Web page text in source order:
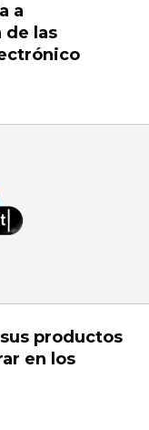
a
de las
productos
en los